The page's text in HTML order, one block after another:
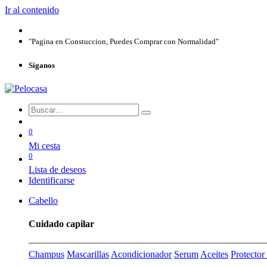
Ir al contenido
"Pagina en Constuccion, Puedes Comprar con Normalidad"
Síganos
0
Mi cesta
0
Lista de deseos
Identificarse
Cabello
Cuidado capilar
Champus Mascarillas Acondicionador Serum Aceites